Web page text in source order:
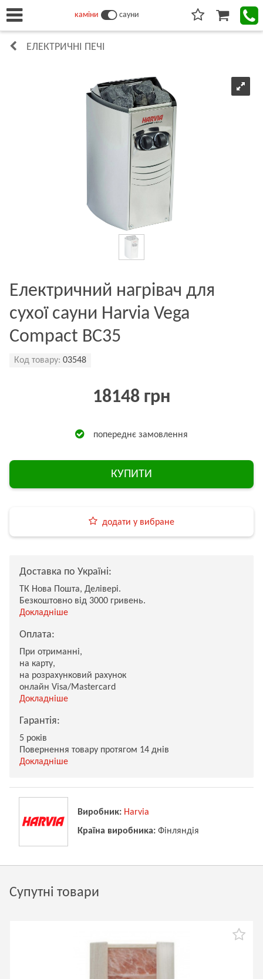
каміни сауни
ЕЛЕКТРИЧНІ ПЕЧІ
Електричний нагрівач для
сухої сауни Harvia Vega
Compact BC35
Код товару: 03548
18148 грн
попереднє замовлення
КУПИТИ
додати у вибране
Доставка по Україні:
ТК Нова Пошта, Делівері.
Безкоштовно від 3000 гривень.
Докладніше
Оплата:
При отриманні,
на карту,
на розрахунковий рахунок
онлайн Visa/Mastercard
Докладніше
Гарантія:
5 років
Повернення товару протягом 14 днів
Докладніше
Виробник: Harvia
Країна виробника: Фінляндія
Супутні товари